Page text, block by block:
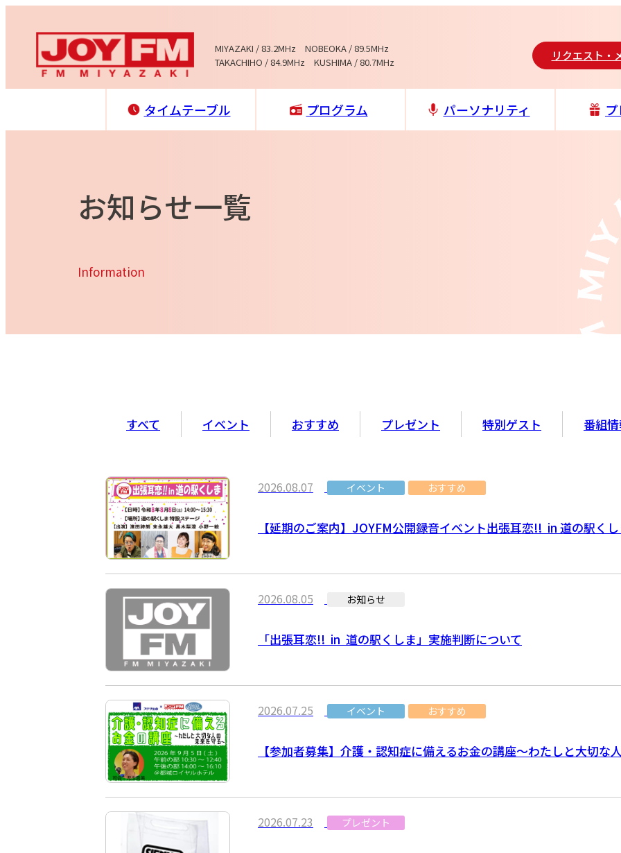
MIYAZAKI / 83.2MHz NOBEOKA / 89.5MHz
TAKACHIHO / 84.9MHz KUSHIMA / 80.7MHz
リクエスト・
タイムテーブル プログラム パーソナリティ
お知らせ一覧
Information
すべて イベント おすすめ プレゼント 特別ゲスト 番組
2026.08.07 イベント おすすめ
【延期のご案内】JOYFM公開録音イベント出張耳恋!! in 道の駅くし
2026.08.05 お知らせ
「出張耳恋!! in 道の駅くしま」実施判断について
2026.07.25 イベント おすすめ
【参加者募集】介護・認知症に備えるお金の講座～わたしと大切な
2026.07.23 プレゼント